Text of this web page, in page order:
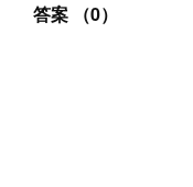
答案 （0）